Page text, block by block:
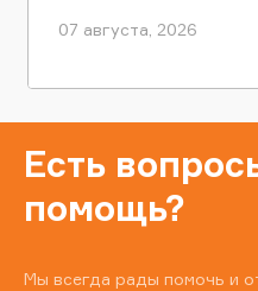
07 августа, 2026
Есть
помощь?
Мы всегда рады помочь и